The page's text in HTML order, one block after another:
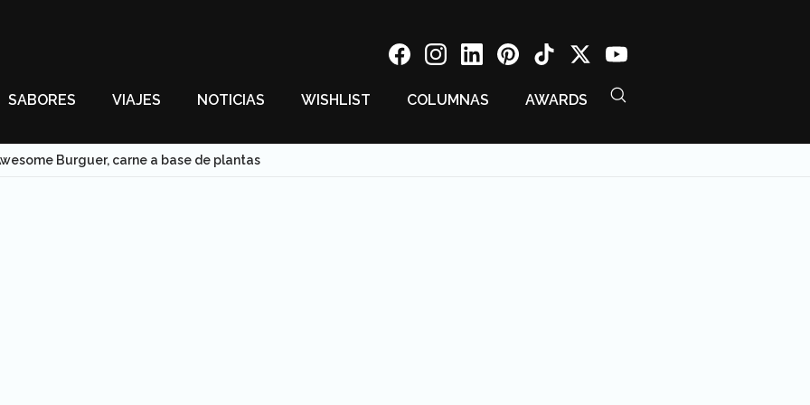
SABORES VIAJES NOTICIAS WISHLIST COLUMNAS AWARDS
Burguer, carne a base de plantas